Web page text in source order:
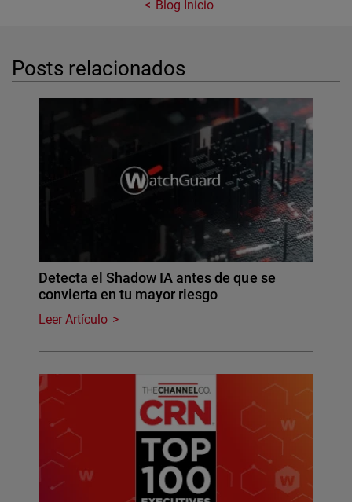
Blog Inicio
Posts relacionados
Detecta el Shadow IA antes de que se
convierta en tu mayor riesgo
Leer Artículo